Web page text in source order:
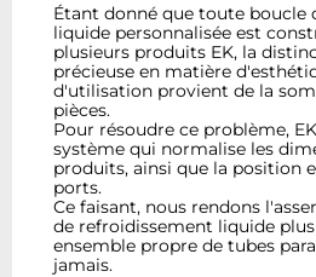
Étant donné que toute boucle
liquide personnalisée est
plusieurs produits EK, la
précieuse en matière
d'utilisation provient de la
pièces.
Pour résoudre ce problème,
système qui normalise les
produits, ainsi que la position
ports.
Ce faisant, nous rendons
de refroidissement liquide
ensemble propre de tubes
jamais.